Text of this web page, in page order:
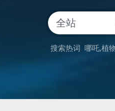
搜索热词 哪吒 植